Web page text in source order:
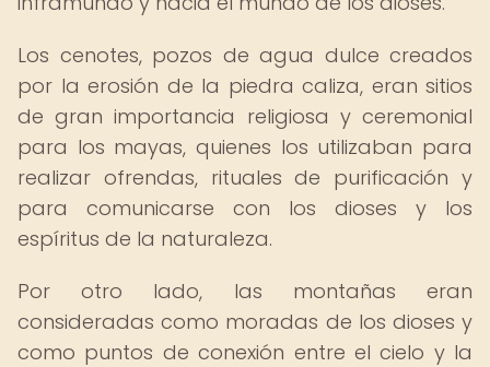
Los cenotes, pozos de agua dulce creados
por la erosión de la piedra caliza, eran sitios
de gran importancia religiosa y ceremonial
para los mayas, quienes los utilizaban para
realizar ofrendas, rituales de purificación y
para comunicarse con los dioses y los
espíritus de la naturaleza.
Por otro lado, las montañas eran
consideradas como moradas de los dioses y
como puntos de conexión entre el cielo y la